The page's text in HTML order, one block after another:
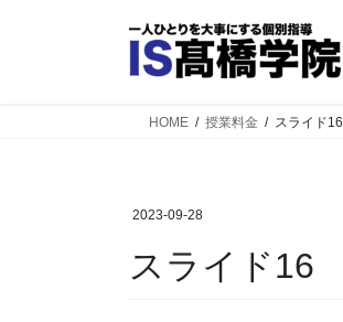
HOME 授業料金 スライド16
2023-09-28
スライド16